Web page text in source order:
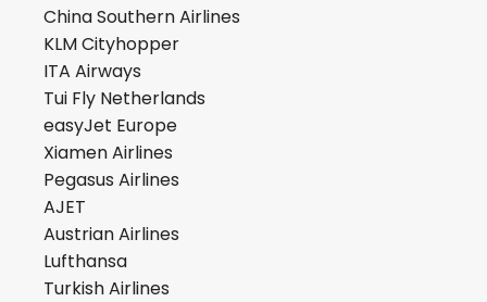
China Southern Airlines
KLM Cityhopper
ITA Airways
Tui Fly Netherlands
easyJet Europe
Xiamen Airlines
Pegasus Airlines
AJET
Austrian Airlines
Lufthansa
Turkish Airlines